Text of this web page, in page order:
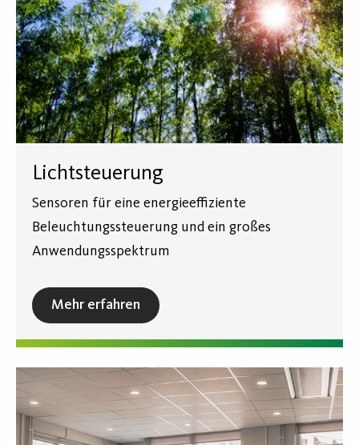
Lichtsteuerung
Sensoren für eine energieeffiziente
Beleuchtungssteuerung und ein großes
Anwendungsspektrum
Mehr erfahren